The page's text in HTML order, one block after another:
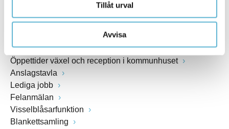
Tillåt urval
Avvisa
Öppettider växel och reception i kommunhuset
Anslagstavla
Lediga jobb
Felanmälan
Visselblåsarfunktion
Blankettsamling